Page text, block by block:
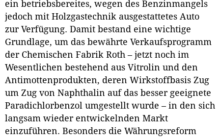
ein betriebsbereites, wegen des Benzinmangels
jedoch mit Holzgastechnik ausgestattetes Auto
zur Verfügung. Damit bestand eine wichtige
Grundlage, um das bewährte Verkaufsprogramm
der Chemischen Fabrik Roth – jetzt noch im
Wesentlichen bestehend aus Vitrolin und den
Antimottenprodukten, deren Wirkstoffbasis Zug
um Zug von Naphthalin auf das besser geeignete
Paradichlorbenzol umgestellt wurde – in den sich
langsam wieder entwickelnden Markt
einzuführen. Besonders die Währungsreform